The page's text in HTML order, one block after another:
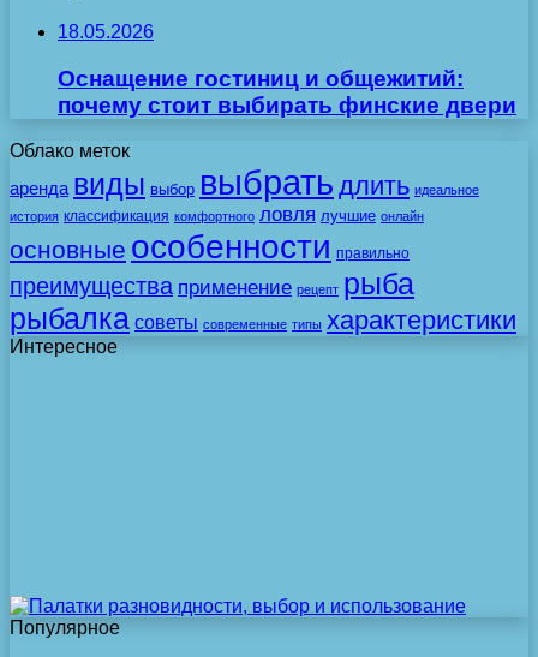
18.05.2026
Оснащение гостиниц и общежитий:
почему стоит выбирать финские двери
Облако меток
аренда виды выбор выбрать длить идеальное
история классификация комфортного ловля лучшие онлайн
основные особенности правильно
преимущества применение рецепт рыба
рыбалка советы современные типы характеристики
Интересное
Популярное